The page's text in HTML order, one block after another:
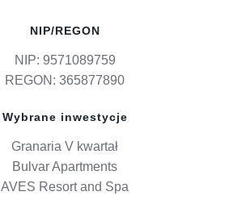
NIP/REGON
NIP: 9571089759
REGON: 365877890
Wybrane inwestycje
Granaria V kwartał
Bulvar Apartments
AVES Resort and Spa